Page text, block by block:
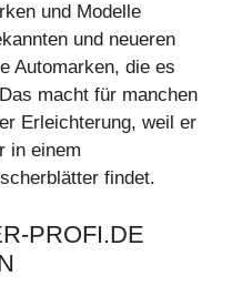
und Modelle
und neueren
Automarken, die es
macht für manchen
Erleichterung, weil er
in einem
findet.
PROFI.DE